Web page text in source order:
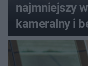
najmniejszy w Świętokrzyskiem,
kameralny i